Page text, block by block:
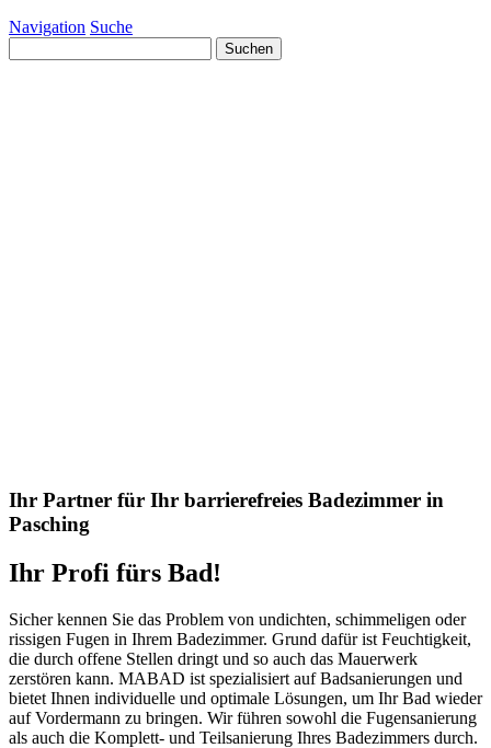
Navigation Suche
nach:
Ihr Partner für Ihr barrierefreies Badezimmer in
Pasching
Ihr Profi fürs Bad!
Sicher kennen Sie das Problem von undichten, schimmeligen oder
rissigen Fugen in Ihrem Badezimmer. Grund dafür ist Feuchtigkeit,
die durch offene Stellen dringt und so auch das Mauerwerk
zerstören kann. MABAD ist spezialisiert auf Badsanierungen und
bietet Ihnen individuelle und optimale Lösungen, um Ihr Bad wieder
auf Vordermann zu bringen. Wir führen sowohl die Fugensanierung
als auch die Komplett- und Teilsanierung Ihres Badezimmers durch.